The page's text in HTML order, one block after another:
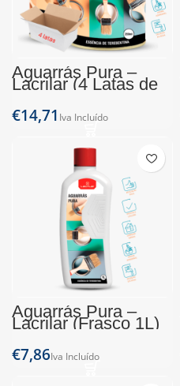
Aguarrás Pura –
Lacrilar (4 Latas de
250ml)
€
Aguarrás Pura –
Lacrilar (Frasco 1L)
€